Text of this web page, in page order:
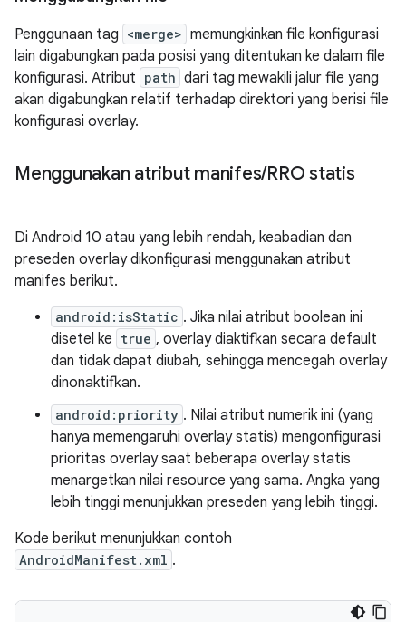
Penggunaan tag <merge> memungkinkan file konfigurasi
lain digabungkan pada posisi yang ditentukan ke dalam file
konfigurasi. Atribut path dari tag mewakili jalur file yang
akan digabungkan relatif terhadap direktori yang berisi file
konfigurasi overlay.
Menggunakan atribut manifes/RRO statis
Di Android 10 atau yang lebih rendah, keabadian dan
preseden overlay dikonfigurasi menggunakan atribut
manifes berikut.
android:isStatic . Jika nilai atribut boolean ini
disetel ke true , overlay diaktifkan secara default
dan tidak dapat diubah, sehingga mencegah overlay
dinonaktifkan.
android:priority . Nilai atribut numerik ini (yang
hanya memengaruhi overlay statis) mengonfigurasi
prioritas overlay saat beberapa overlay statis
menargetkan nilai resource yang sama. Angka yang
lebih tinggi menunjukkan preseden yang lebih tinggi.
Kode berikut menunjukkan contoh
AndroidManifest.xml .